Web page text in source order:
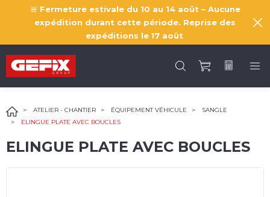
🚨 Fermeture estivale du 10 au 14 août – Aucune
expédition durant cette période. Reprise des
expéditions le 17 août
ATELIER - CHANTIER ÉQUIPEMENT VÉHICULE
SANGLE
ELINGUE PLATE AVEC BOUCLES
ELINGUE PLATE AVEC BOUCLES